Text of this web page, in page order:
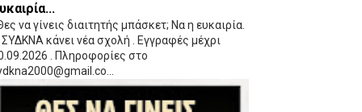
(VIDEO)
να γίνεις διαιτητής μπάσκετ; Να η ευκαιρία.
κάνει νέα σχολή . Εγγραφές μέχρι
. Πληροφορίες στο